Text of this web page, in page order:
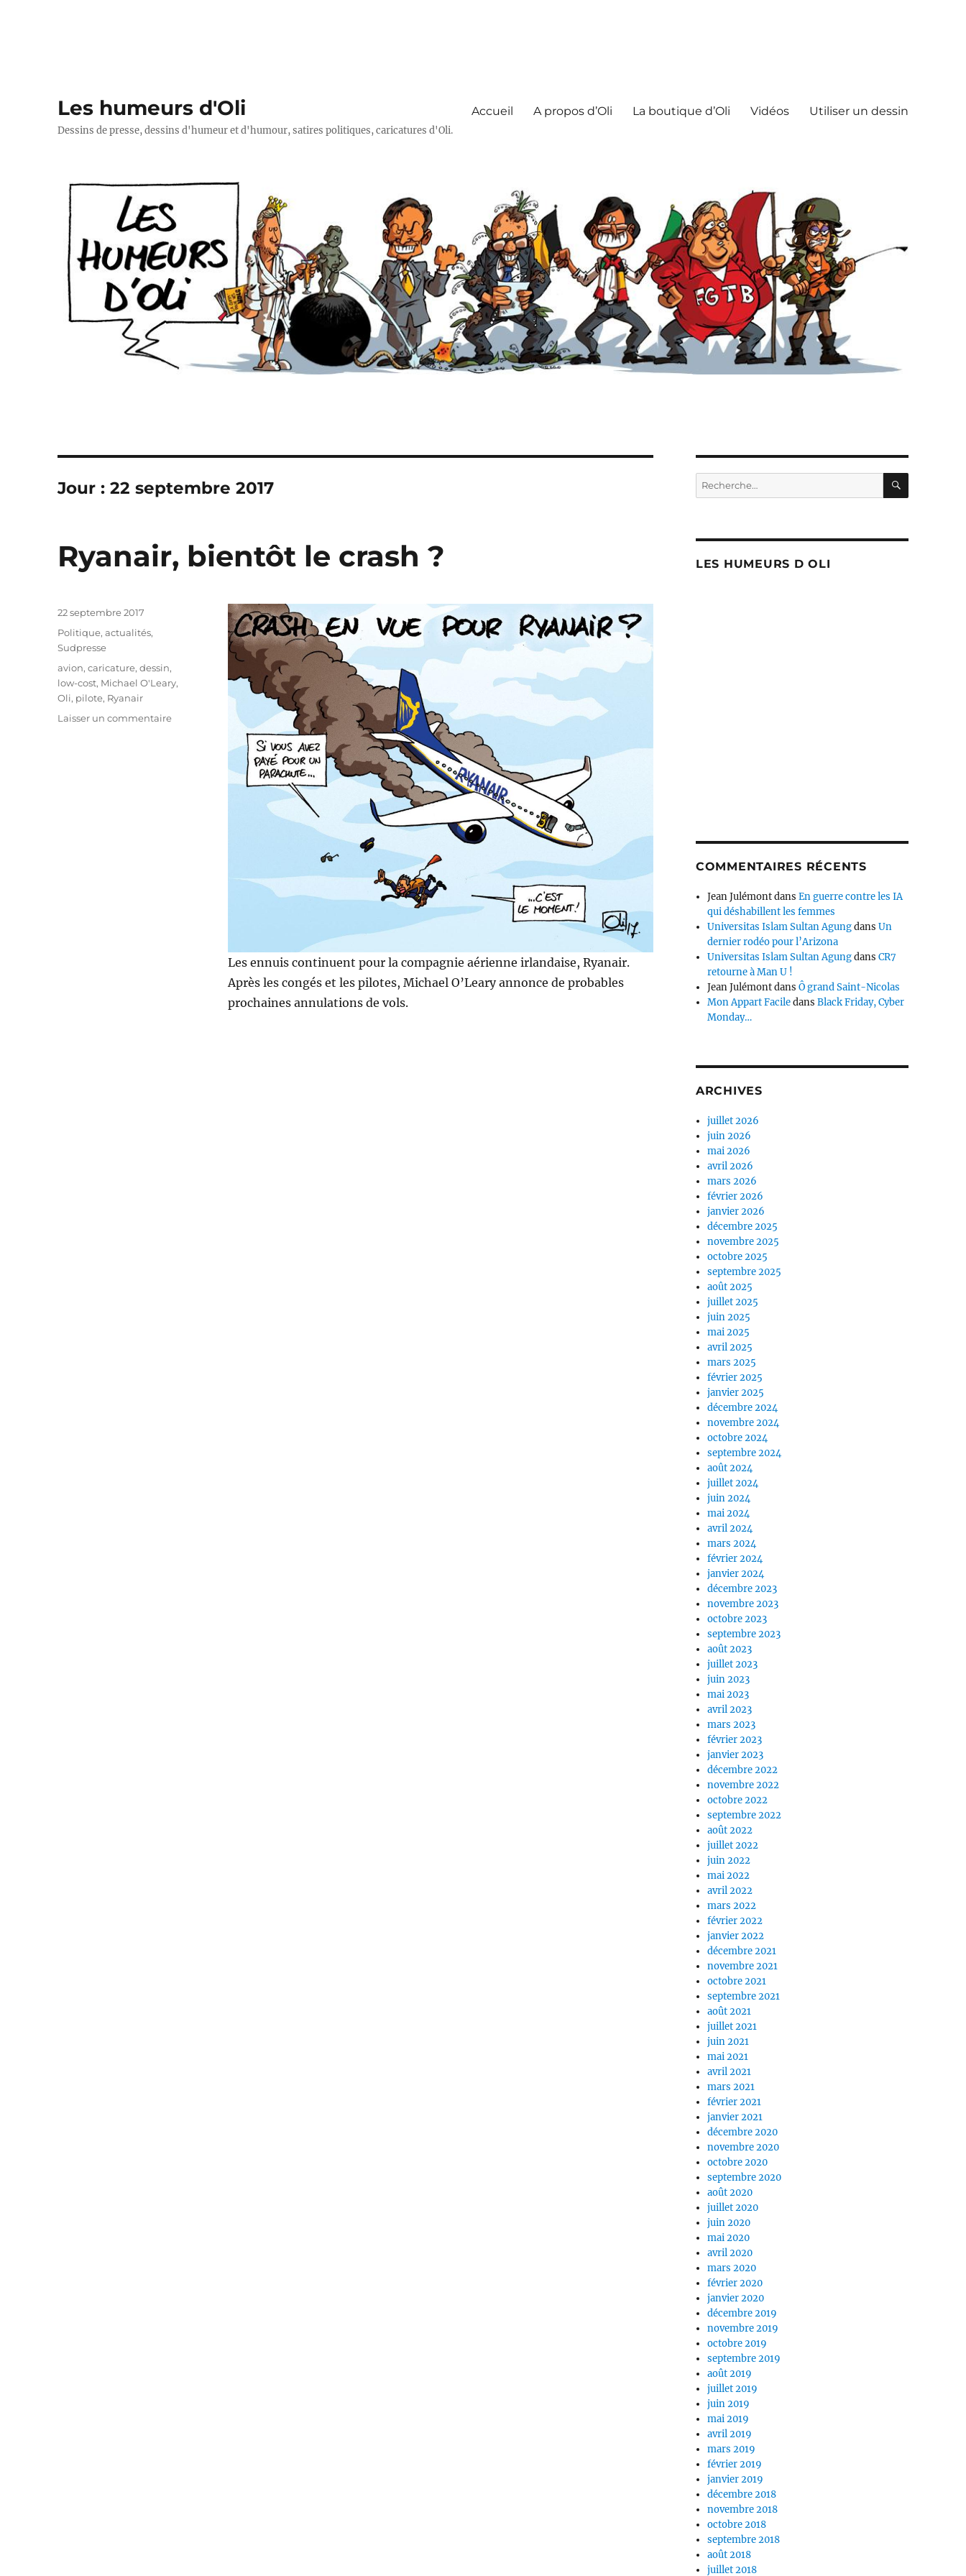
Les humeurs d'Oli
Dessins de presse, dessins d'humeur et d'humour, satires politiques, caricatures d'Oli.
Accueil A propos d’Oli La boutique d’Oli Vidéos Utiliser un dessin
Jour :22 septembre 2017
Ryanair, bientôt le crash ?
Les ennuis continuent pour la compagnie aérienne irlandaise, Ryanair.
Après les congés et les pilotes, Michael O’Leary annonce de probables
prochaines annulations de vols.
Publié
22 septembre 2017
Catégories
Politique, actualités,
Sudpresse
Étiquettes
avion,caricature,dessin,
low-cost, Michael O'Leary,
Oli, pilote, Ryanair
Laisser un commentairesur
Recherche
pour :
LES HUMEURS D OLI
COMMENTAIRES RÉCENTS
Jean JulémontdansEn guerre contre les IA
qui déshabillent les femmes
Universitas Islam Sultan AgungdansUn
dernier rodéo pour l’Arizona
Universitas Islam Sultan AgungdansCR7
retourne à Man U !
Jean JulémontdansÔ grand Saint-Nicolas
Mon Appart FaciledansBlack Friday, Cyber
Monday…
ARCHIVES
juillet 2026
juin 2026
mai 2026
avril 2026
mars 2026
février 2026
janvier 2026
décembre 2025
novembre 2025
octobre 2025
septembre 2025
août 2025
juillet 2025
juin 2025
mai 2025
avril 2025
mars 2025
février 2025
janvier 2025
décembre 2024
novembre 2024
octobre 2024
septembre 2024
août 2024
juillet 2024
juin 2024
mai 2024
avril 2024
mars 2024
février 2024
janvier 2024
décembre 2023
novembre 2023
octobre 2023
septembre 2023
août 2023
juillet 2023
juin 2023
mai 2023
avril 2023
mars 2023
février 2023
janvier 2023
décembre 2022
novembre 2022
octobre 2022
septembre 2022
août 2022
juillet 2022
juin 2022
mai 2022
avril 2022
mars 2022
février 2022
janvier 2022
décembre 2021
novembre 2021
octobre 2021
septembre 2021
août 2021
juillet 2021
juin 2021
mai 2021
avril 2021
mars 2021
février 2021
janvier 2021
décembre 2020
novembre 2020
octobre 2020
septembre 2020
août 2020
juillet 2020
juin 2020
mai 2020
avril 2020
mars 2020
février 2020
janvier 2020
décembre 2019
novembre 2019
octobre 2019
septembre 2019
août 2019
juillet 2019
juin 2019
mai 2019
avril 2019
mars 2019
février 2019
janvier 2019
décembre 2018
novembre 2018
octobre 2018
septembre 2018
août 2018
juillet 2018